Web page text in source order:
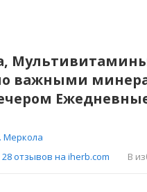
важными
Меркола
28 отзывов на iherb.com
В